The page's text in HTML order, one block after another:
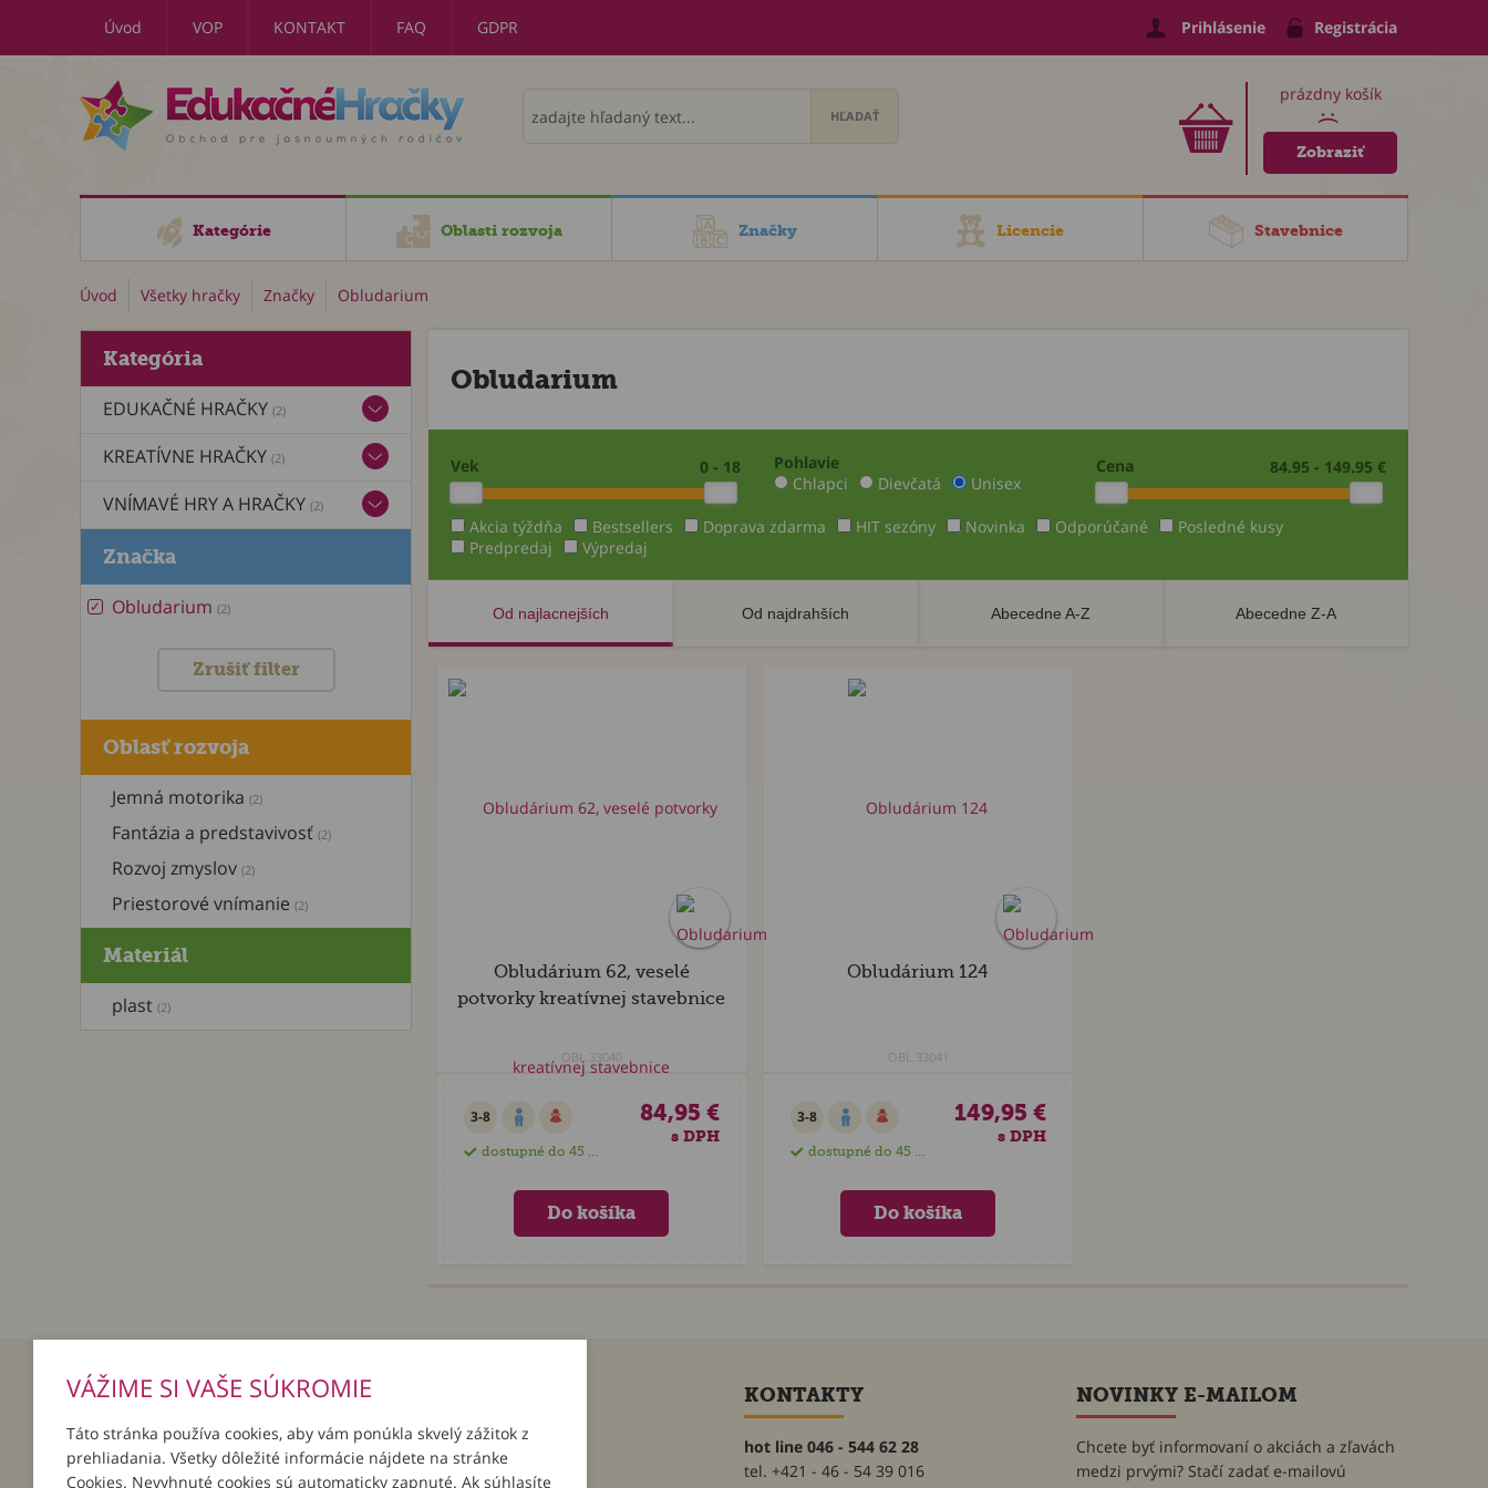
Úvod VOP KONTAKT FAQ GDPR Prihlásenie Registrácia
prázdny košík
:(
Zobraziť
Kategórie Oblasti rozvoja Značky Licencie Stavebnice
Úvod Všetky hračky Značky Obludarium
Kategória
EDUKAČNÉ HRAČKY (2)
KREATÍVNE HRAČKY (2)
VNÍMAVÉ HRY A HRAČKY (2)
Značka
Obludarium (2)
Zrušiť filter
Oblasť rozvoja
Jemná motorika (2)
Fantázia a predstavivosť (2)
Rozvoj zmyslov (2)
Priestorové vnímanie (2)
Materiál
plast (2)
Obludarium
Vek 0 - 18
Pohlavie
Chlapci
Dievčatá Unisex
Cena 84.95 - 149.95 €
Akcia týždňa Bestsellers Doprava zdarma HIT sezóny Novinka Odporúčané
Posledné kusy
Predpredaj
Výpredaj
Od najlacnejších Od najdrahších Abecedne A-Z Abecedne Z-A
Obludárium 62, veselé
potvorky kreatívnej stavebnice
OBL.33040
3-8
dostupné do 45 dní
84,95 €
s DPH
Obludárium 124
OBL.33041
3-8
dostupné do 45 dní
149,95 €
s DPH
INFORMÁCIE
O nás
Platba a doručenie
Prihlásenie
Registrácia
KONTAKTY
hot line 046 - 544 62 28
tel. +421 - 46 - 54 39 016
NOVINKY E-MAILOM
Chcete byť informovaní o akciách a zľavách
medzi prvými? Stačí zadať e-mailovú
VÁŽIME SI VAŠE SÚKROMIE
Táto stránka používa cookies, aby vám ponúkla skvelý zážitok z
prehliadania. Všetky dôležité informácie nájdete na stránke
Cookies. Nevyhnuté cookies sú automaticky zapnuté. Ak súhlasíte